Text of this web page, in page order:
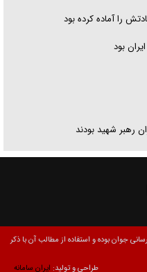
بود
رهبر شهید بودند
جوان بوده و استفاده از مطالب آن با ذکر
طراحی و تولید: ایران سامانه